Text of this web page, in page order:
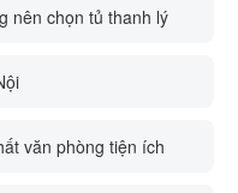
nên chọn tủ thanh lý
văn phòng tiện ích